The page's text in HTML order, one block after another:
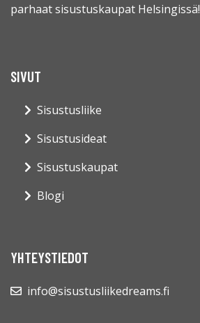
parhaat sisustuskaupat Helsingissä!
SIVUT
Sisustusliike
Sisustusideat
Sisustuskaupat
Blogi
YHTEYSTIEDOT
info@sisustusliikedreams.fi